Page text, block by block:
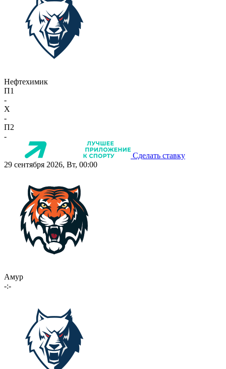
Нефтехимик
П1
-
X
-
П2
-
Сделать ставку
29 сентября 2026, Вт, 00:00
Амур
-:-